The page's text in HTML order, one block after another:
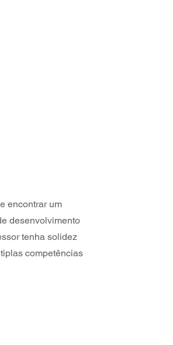
encontrar um
desenvolvimento
tenha solidez
competências